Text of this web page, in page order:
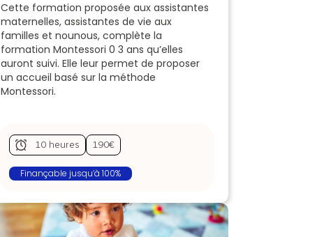
Cette formation proposée aux assistantes
maternelles, assistantes de vie aux
familles et nounous, complète la
formation Montessori 0 3 ans qu’elles
auront suivi. Elle leur permet de proposer
un accueil basé sur la méthode
Montessori.
10 heures 190€
Finançable jusqu’à 100%